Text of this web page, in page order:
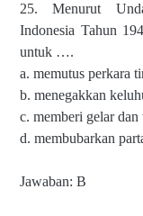
25. Menurut
Indonesia Tahun
untuk ….
a. memutus perkara
b. menegakkan
c. memberi gelar dan
d. membubarkan
Jawaban: B